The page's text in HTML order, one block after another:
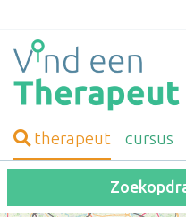
therapeut cursus